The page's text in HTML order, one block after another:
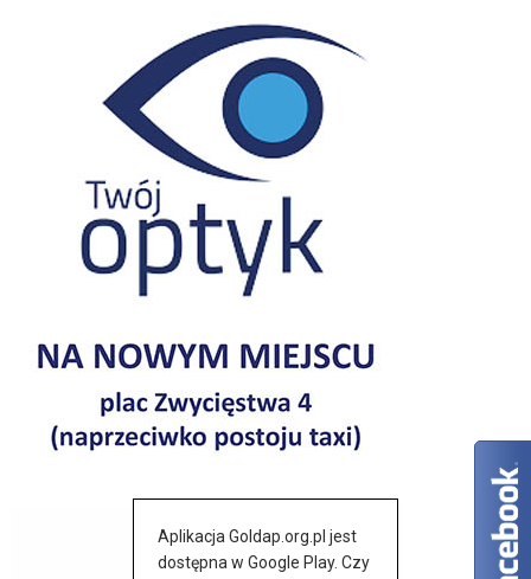
Aplikacja Goldap.org.pl jest
dostępna w Google Play. Czy